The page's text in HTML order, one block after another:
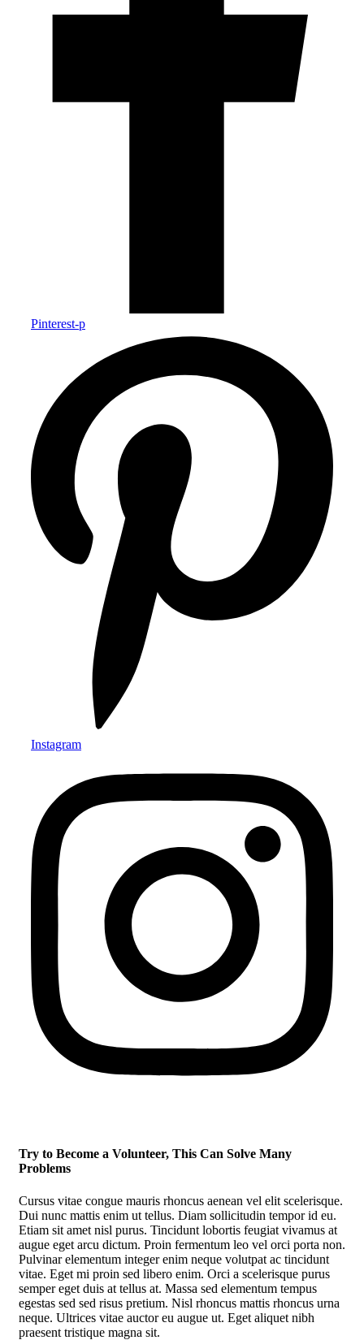
Pinterest-p
Instagram
Try to Become a Volunteer, This Can Solve Many
Problems
Cursus vitae congue mauris rhoncus aenean vel elit scelerisque.
Dui nunc mattis enim ut tellus. Diam sollicitudin tempor id eu.
Etiam sit amet nisl purus. Tincidunt lobortis feugiat vivamus at
augue eget arcu dictum. Proin fermentum leo vel orci porta non.
Pulvinar elementum integer enim neque volutpat ac tincidunt
vitae. Eget mi proin sed libero enim. Orci a scelerisque purus
semper eget duis at tellus at. Massa sed elementum tempus
egestas sed sed risus pretium. Nisl rhoncus mattis rhoncus urna
neque. Ultrices vitae auctor eu augue ut. Eget aliquet nibh
praesent tristique magna sit.